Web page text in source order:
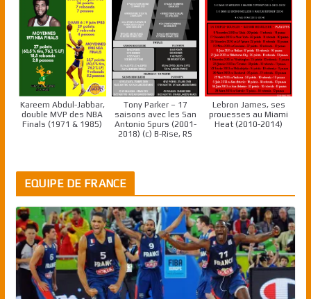
Kareem Abdul-Jabbar,
double MVP des NBA
Finals (1971 & 1985)
Tony Parker – 17
saisons avec les San
Antonio Spurs (2001-
2018) (c) B-Rise, RS
Lebron James, ses
prouesses au Miami
Heat (2010-2014)
EQUIPE DE FRANCE